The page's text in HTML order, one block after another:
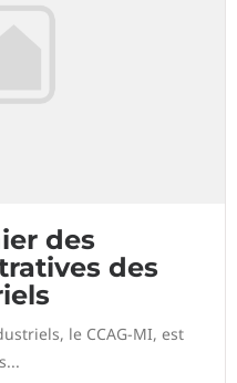
des
des
le CCAG-MI, est